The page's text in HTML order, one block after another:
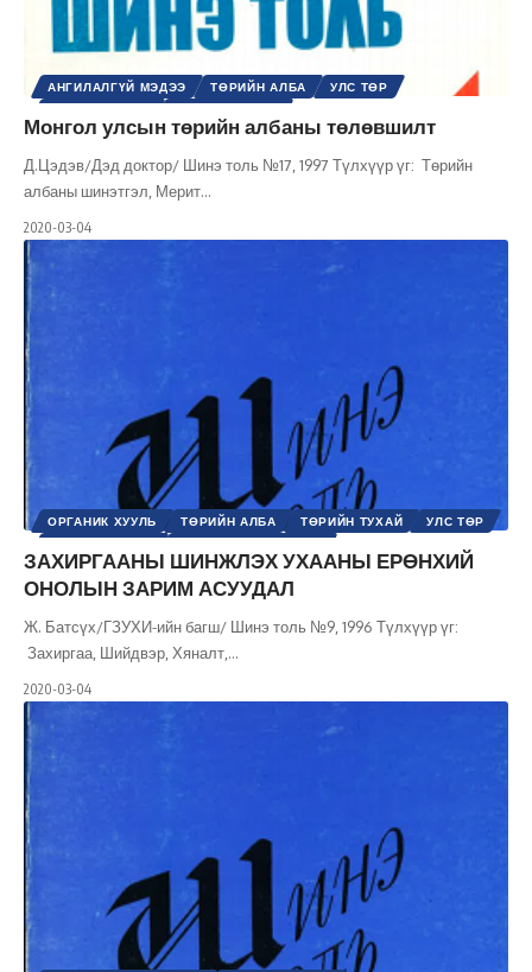
АНГИЛАЛГҮЙ МЭДЭЭ ТӨРИЙН АЛБА
УЛС ТӨР
Монгол улсын төрийн албаны төлөвшилт
Д.Цэдэв/Дэд доктор/ Шинэ толь №17, 1997 Түлхүүр үг: Төрийн
албаны шинэтгэл, Мерит…
2020-03-04
ОРГАНИК ХУУЛЬ ТӨРИЙН АЛБА ТӨРИЙН ТУХАЙ
УЛС ТӨР
ЗАХИРГААНЫ ШИНЖЛЭХ УХААНЫ ЕРӨНХИЙ
ОНОЛЫН ЗАРИМ АСУУДАЛ
Ж. Батсүх/ГЗУХИ-ийн багш/ Шинэ толь №9, 1996 Түлхүүр үг:
Захиргаа, Шийдвэр, Хяналт, …
2020-03-04